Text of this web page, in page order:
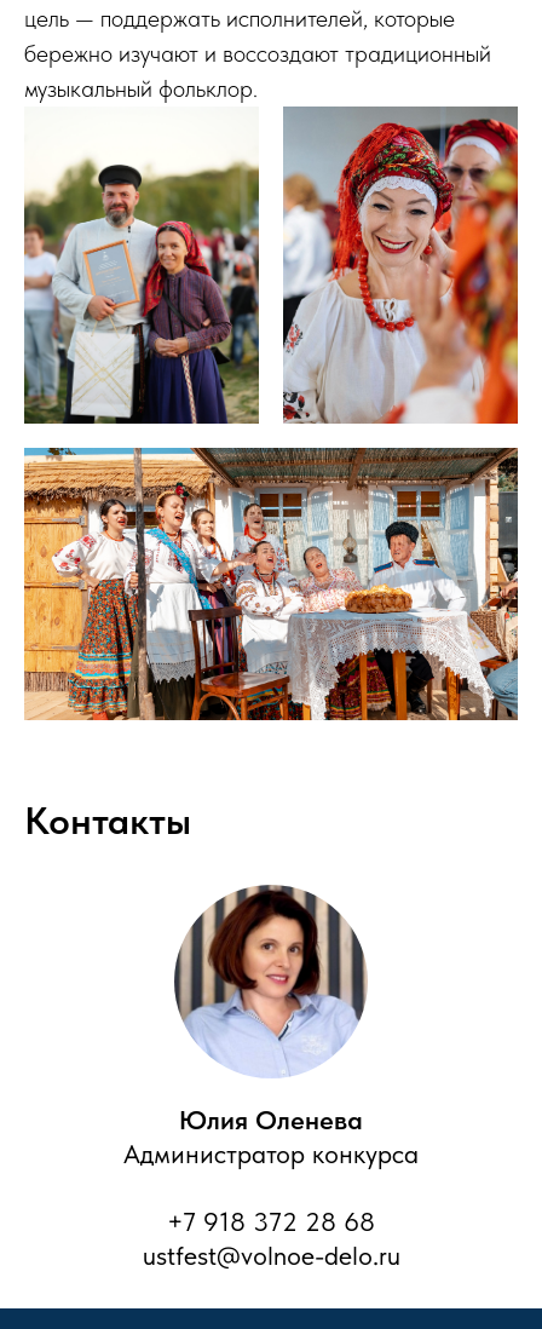
цель — поддержать исполнителей, которые
бережно изучают и воссоздают традиционный
музыкальный фольклор.
Контакты
Юлия Оленева
Администратор конкурса
+7 918 372 28 68
ustfest@volnoe-delo.ru